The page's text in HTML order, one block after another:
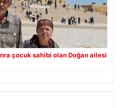
çocuk sahibi olan Doğan ailesi